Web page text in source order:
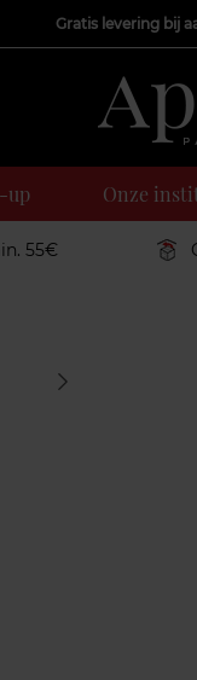
Gratis levering bij
up Onze
55€